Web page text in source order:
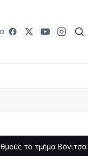
Βόνιτσα – Άγιος